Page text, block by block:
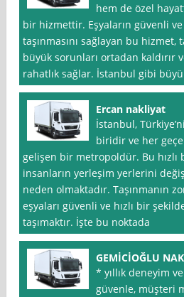
hem de özel
bir hizmettir. Eşyaların güvenli ve
taşınmasını sağlayan bu hizmet,
büyük sorunları ortadan kaldırır
rahatlık sağlar. İstanbul gibi
Ercan nakliyat
İstanbul,
biridir ve her
gelişen bir metropoldür. Bu hızlı
insanların yerleşim yerlerini
neden olmaktadır. Taşınmanın
eşyaları güvenli ve hızlı bir
taşımaktır. İşte bu noktada
GEMİCİOĞLU
* yıllık deneyim
güvenle, müşteri